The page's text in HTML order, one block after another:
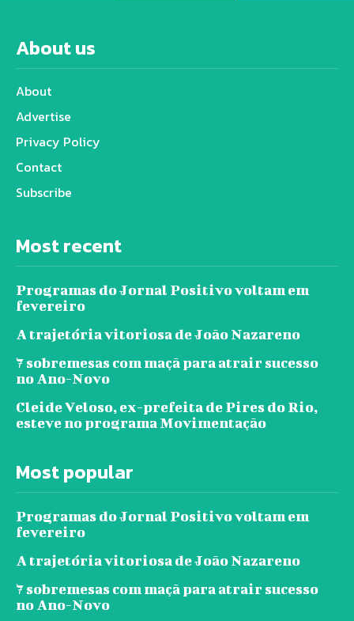
About us
About
Advertise
Privacy Policy
Contact
Subscribe
Most recent
Programas do Jornal Positivo voltam em
fevereiro
A trajetória vitoriosa de João Nazareno
7 sobremesas com maçã para atrair sucesso
no Ano-Novo
Cleide Veloso, ex-prefeita de Pires do Rio,
esteve no programa Movimentação
Most popular
Programas do Jornal Positivo voltam em
fevereiro
A trajetória vitoriosa de João Nazareno
7 sobremesas com maçã para atrair sucesso
no Ano-Novo